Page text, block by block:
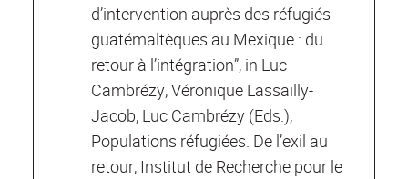
d’intervention auprès des réfugiés
guatémaltèques au Mexique : du
retour à l’intégration”, in Luc
Cambrézy, Véronique Lassailly-
Jacob, Luc Cambrézy (Eds.),
Populations réfugiées. De l’exil au
retour, Institut de Recherche pour le